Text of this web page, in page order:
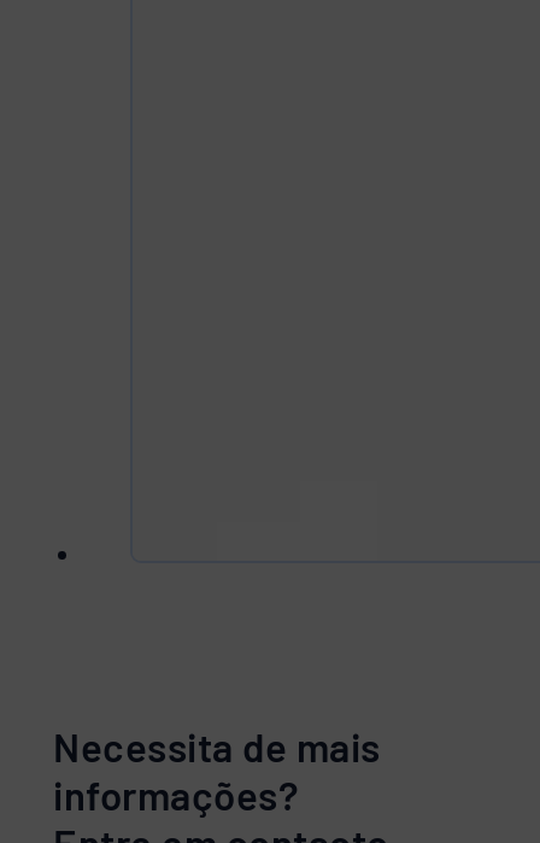
Necessita de mais
informações?